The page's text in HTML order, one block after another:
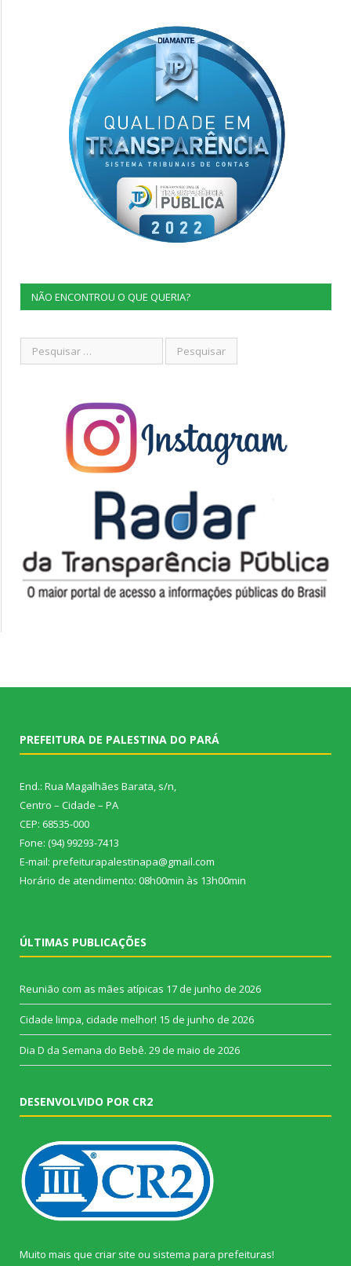
NÃO ENCONTROU O QUE QUERIA?
PREFEITURA DE PALESTINA DO PARÁ
End.: Rua Magalhães Barata, s/n,
Centro – Cidade – PA
CEP: 68535-000
Fone: (94) 99293-7413
E-mail: prefeiturapalestinapa@gmail.com
Horário de atendimento: 08h00min às 13h00min
ÚLTIMAS PUBLICAÇÕES
Reunião com as mães atípicas 17 de junho de 2026
Cidade limpa, cidade melhor! 15 de junho de 2026
Dia D da Semana do Bebê. 29 de maio de 2026
DESENVOLVIDO POR CR2
Muito mais que criar site ou sistema para prefeituras!